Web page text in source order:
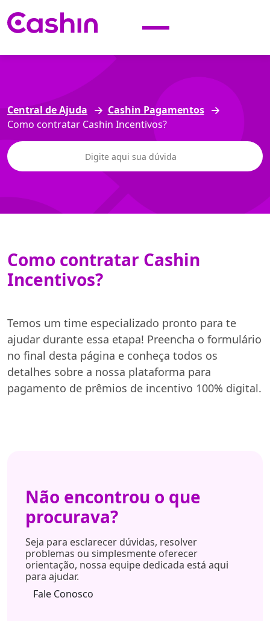
Central de Ajuda
Cashin Pagamentos
Como contratar Cashin Incentivos?
Como contratar Cashin
Incentivos?
Temos um time especializado pronto para te
ajudar durante essa etapa! Preencha o formulário
no final desta página e conheça todos os
detalhes sobre a nossa plataforma para
pagamento de prêmios de incentivo 100% digital.
Não encontrou o que
procurava?
Seja para esclarecer dúvidas, resolver
problemas ou simplesmente oferecer
orientação, nossa equipe dedicada está aqui
para ajudar.
Fale Conosco